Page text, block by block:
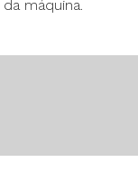
máquina.